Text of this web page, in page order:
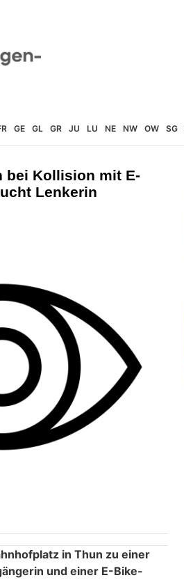
GE GL GR JU LU NE NW OW SG
bei Kollision mit E-
Lenkerin
in Thun zu einer
und einer E-Bike-